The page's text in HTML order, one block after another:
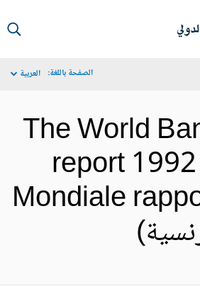
الصفحة باللغة: العربية
The World
report
Mondiale